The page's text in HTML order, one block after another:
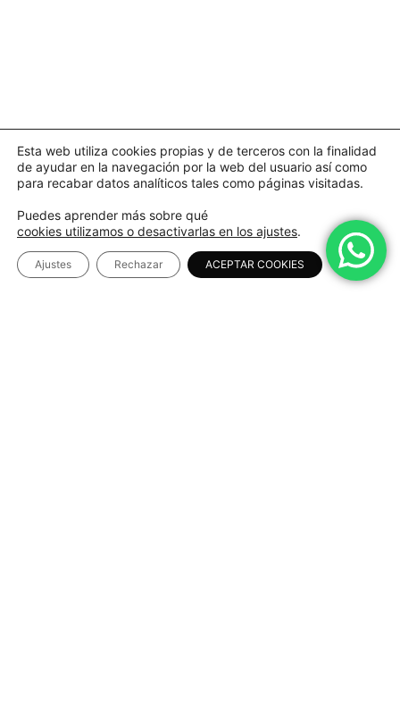
Esta web utiliza cookies propias y de terceros con la finalidad
de ayudar en la navegación por la web del usuario así como
para recabar datos analíticos tales como páginas visitadas.
Puedes aprender más sobre qué
cookies utilizamos o desactivarlas en los ajustes.
ACEPTAR COOKIES
Rechazar
Ajustes